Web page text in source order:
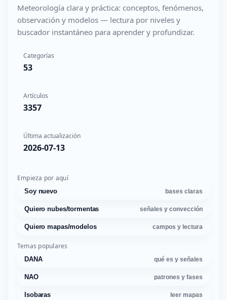
Meteorología clara y práctica: conceptos, fenómenos,
observación y modelos — lectura por niveles y
buscador instantáneo para aprender y profundizar.
Categorías
53
Artículos
3357
Última actualización
2026-07-13
Empieza por aquí
Soy nuevo bases claras
Quiero nubes/tormentas señales y convección
Quiero mapas/modelos campos y lectura
Temas populares
DANA qué es y señales
NAO patrones y fases
Isobaras leer mapas